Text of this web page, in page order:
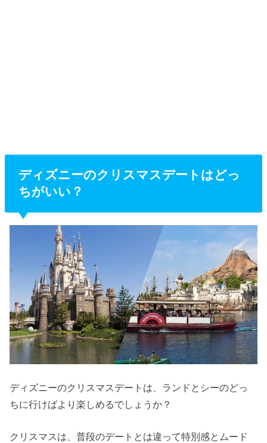
ディズニーのクリスマスデートはどっ
ちがいい？
ディズニーのクリスマスデートは、ランドとシーのどっ
ちに行けばより楽しめるでしょうか？
クリスマスは、普段のデートとは違って特別感とムード